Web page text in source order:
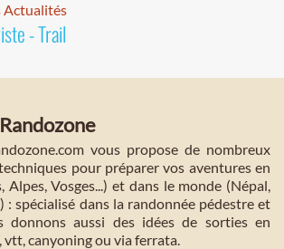
Actualités
- Trail
vous propose de nombreux
pour préparer vos aventures en
Alpes, Vosges...) et dans le monde (Népal,
: spécialisé dans la randonnée pédestre et
donnons aussi des idées de sorties en
vtt, canyoning ou via ferrata.